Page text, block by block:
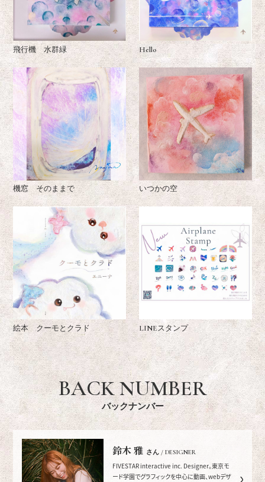
飛行機 水群緑 Hello
機窓 そのままで いつかの空
絵本 クーモとクラド LINEスタンプ
BACK NUMBER
バックナンバー
鈴木 雅 さん / DESIGNER
FIVESTAR interactive inc. Designer。東京モ
ード学園でグラフィックを中心に動画、webデザ